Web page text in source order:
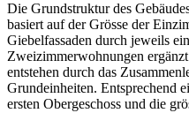
Die Grundstruktur des
basiert auf der Grösse der
Giebelfassaden durch jeweils
Zweizimmerwohnungen
entstehen durch das
Grundeinheiten. Entsprechend
ersten Obergeschoss und die